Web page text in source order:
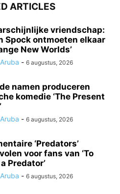
ARTICLES
vriendschap:
Spock ontmoeten elkaar
New Worlds’
- 6 augustus, 2026
namen produceren
komedie ‘The Present
- 6 augustus, 2026
‘Predators’
voor fans van ‘To
Predator’
- 6 augustus, 2026